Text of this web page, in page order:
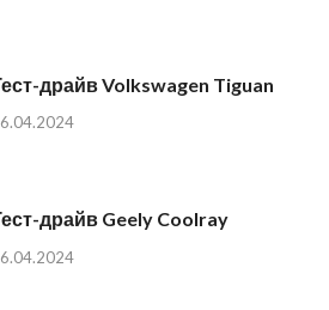
драйв Volkswagen Tiguan
драйв Geely Coolray